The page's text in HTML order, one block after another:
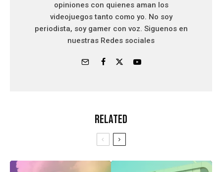
opiniones con quienes aman los
videojuegos tanto como yo. No soy
periodista, soy gamer con voz. Siguenos en
nuestras Redes sociales
Related